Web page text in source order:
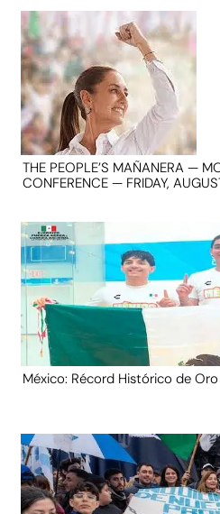
THE PEOPLE’S MAÑANERA —
CONFERENCE — FRIDAY,
México: Récord Histórico de